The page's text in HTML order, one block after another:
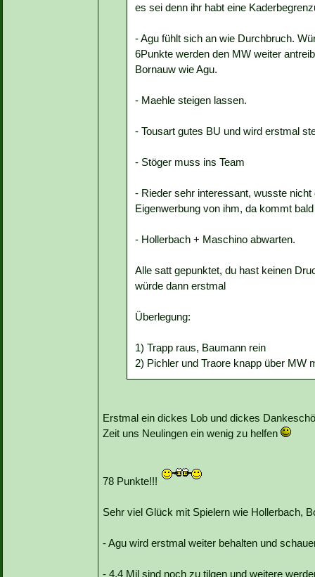
es sei denn ihr habt eine
- Agu fühlt sich an wie Durchbruch.
6Punkte werden den MW weiter
Bornauw wie Agu.
- Maehle steigen lassen.
- Tousart gutes BU und wird erstmal
- Stöger muss ins Team
- Rieder sehr interessant, wusste
Eigenwerbung von ihm, da kommt
- Hollerbach + Maschino abwarten.
Alle satt gepunktet, du hast keinen
würde dann erstmal
Überlegung:
1) Trapp raus, Baumann rein
2) Pichler und Traore knapp über MW
Erstmal ein dickes Lob und dickes
Zeit uns Neulingen ein wenig zu helfen
78 Punkte!!!
Sehr viel Glück mit Spielern wie Hollerbach,
- Agu wird erstmal weiter behalten und
- 4,4 Mil sind noch zu tilgen und weitere